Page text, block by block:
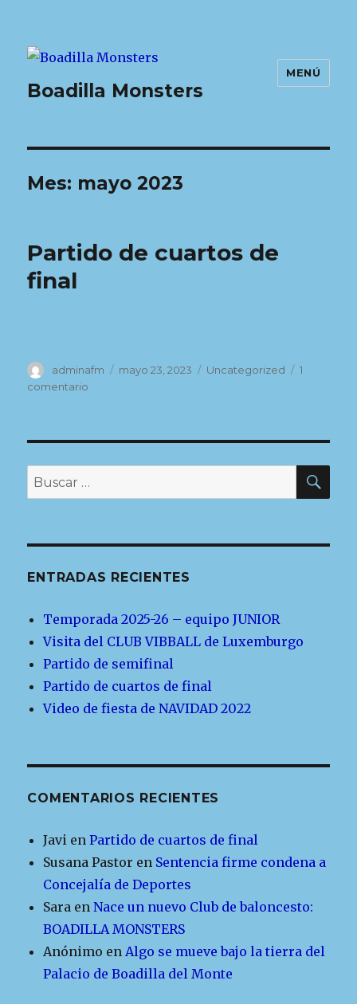
Boadilla Monsters
MENÚ
Mes: mayo 2023
Partido de cuartos de
final
Autor
adminafm
Publicado
mayo 23, 2023 Categorías
Uncategorized
1
comentario
final
Buscar
por:
ENTRADAS RECIENTES
Temporada 2025-26 – equipo JUNIOR
Visita del CLUB VIBBALL de Luxemburgo
Partido de semifinal
Partido de cuartos de final
Video de fiesta de NAVIDAD 2022
COMENTARIOS RECIENTES
Javi enPartido de cuartos de final
Susana Pastor en Sentencia firme condena a
Concejalía de Deportes
Sara enNace un nuevo Club de baloncesto:
BOADILLA MONSTERS
Anónimo en Algo se mueve bajo la tierra del
Palacio de Boadilla del Monte